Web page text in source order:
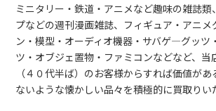
ミニタリー・鉄道・アニメなど趣味の雑誌類
プなどの週刊漫画雑誌、フィギュア・アニメ
ン・模型・オーディオ機器・サバゲ―グッツ
ツ・オブジェ置物・ファミコンなどなど、当
（４０代半ば）のお客様からすれば価値が
ないような懐かしい品々を積極的に買取りい